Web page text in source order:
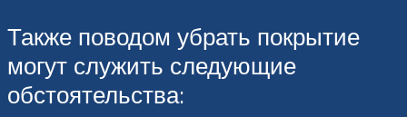
Также поводом убрать покрытие
могут служить следующие
обстоятельства: